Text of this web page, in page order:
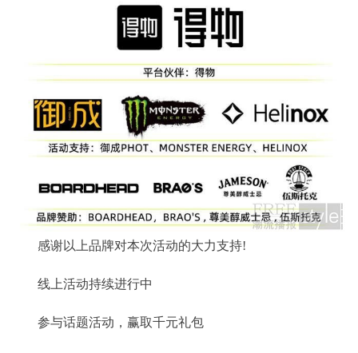
感谢以上品牌对本次活动的大力支持!
线上活动持续进行中
参与话题活动，赢取千元礼包